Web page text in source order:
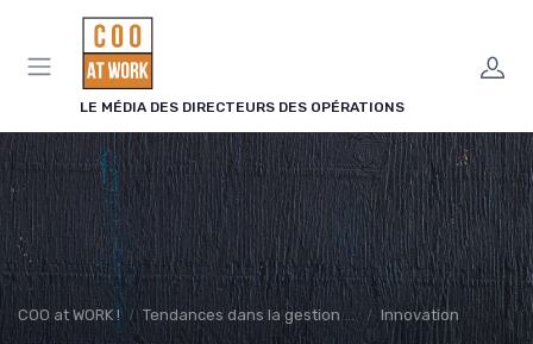
LE MÉDIA DES DIRECTEURS DES OPÉRATIONS
COO at WORK ! Tendances dans la gestion des opérations Innovation
Panneau de gestion des cookies